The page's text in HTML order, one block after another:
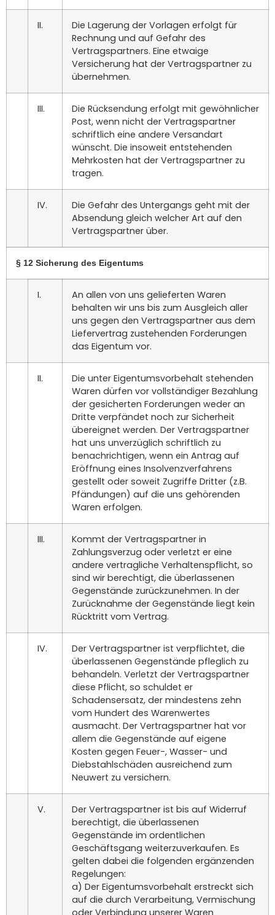
II.
Die Lagerung der Vorlagen erfolgt für
Rechnung und auf Gefahr des
Vertragspartners. Eine etwaige
Versicherung hat der Vertragspartner zu
übernehmen.
III.
Die Rücksendung erfolgt mit gewöhnlicher
Post, wenn nicht der Vertragspartner
schriftlich eine andere Versandart
wünscht. Die insoweit entstehenden
Mehrkosten hat der Vertragspartner zu
tragen.
IV.
Die Gefahr des Untergangs geht mit der
Absendung gleich welcher Art auf den
Vertragspartner über.
§ 12 Sicherung des Eigentums
I.
An allen von uns gelieferten Waren
behalten wir uns bis zum Ausgleich aller
uns gegen den Vertragspartner aus dem
Liefervertrag zustehenden Forderungen
das Eigentum vor.
II.
Die unter Eigentumsvorbehalt stehenden
Waren dürfen vor vollständiger Bezahlung
der gesicherten Forderungen weder an
Dritte verpfändet noch zur Sicherheit
übereignet werden. Der Vertragspartner
hat uns unverzüglich schriftlich zu
benachrichtigen, wenn ein Antrag auf
Eröffnung eines Insolvenzverfahrens
gestellt oder soweit Zugriffe Dritter (z.B.
Pfändungen) auf die uns gehörenden
Waren erfolgen.
III.
Kommt der Vertragspartner in
Zahlungsverzug oder verletzt er eine
andere vertragliche Verhaltenspflicht, so
sind wir berechtigt, die überlassenen
Gegenstände zurückzunehmen. In der
Zurücknahme der Gegenstände liegt kein
Rücktritt vom Vertrag.
IV.
Der Vertragspartner ist verpflichtet, die
überlassenen Gegenstände pfleglich zu
behandeln. Verletzt der Vertragspartner
diese Pflicht, so schuldet er
Schadensersatz, der mindestens zehn
vom Hundert des Warenwertes
ausmacht. Der Vertragspartner hat vor
allem die Gegenstände auf eigene
Kosten gegen Feuer-, Wasser- und
Diebstahlschäden ausreichend zum
Neuwert zu versichern.
V.
Der Vertragspartner ist bis auf Widerruf
berechtigt, die überlassenen
Gegenstände im ordentlichen
Geschäftsgang weiterzuverkaufen. Es
gelten dabei die folgenden ergänzenden
Regelungen:
a) Der Eigentumsvorbehalt erstreckt sich
auf die durch Verarbeitung, Vermischung
oder Verbindung unserer Waren